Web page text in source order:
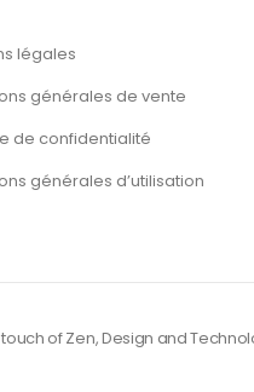
légales
générales de vente
de confidentialité
générales d’utilisation
touch of Zen, Design and